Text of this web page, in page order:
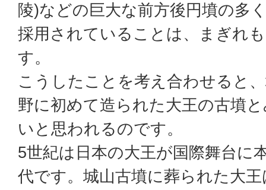
陵)などの巨大な前方後円墳の多
採用されていることは、まぎれ
す。
こうしたことを考え合わせると
野に初めて造られた大王の古墳
いと思われるのです。
5世紀は日本の大王が国際舞台に
代です。城山古墳に葬られた大